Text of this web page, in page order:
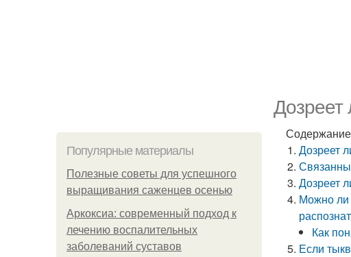
Дозреет
Популярные материалы
Полезные советы для успешного
выращивания саженцев осенью
Аркоксиа: современный подход к
лечению воспалительных
заболеваний суставов
Содержание
Дозреет
Дозреет
Можно ли
Как
Если